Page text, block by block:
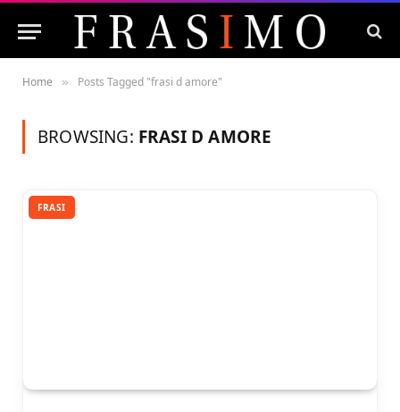
Home » Posts Tagged "frasi d amore"
BROWSING: FRASI D AMORE
FRASI